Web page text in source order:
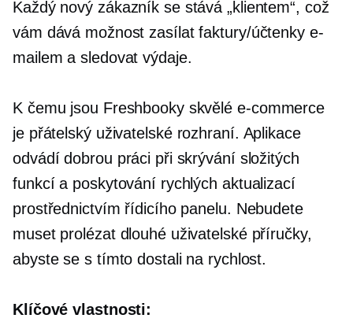
Každý nový zákazník se stává „klientem“, což
vám dává možnost zasílat faktury/účtenky e-
mailem a sledovat výdaje.
K čemu jsou Freshbooky skvělé e-commerce
je přátelský uživatelské rozhraní. Aplikace
odvádí dobrou práci při skrývání složitých
funkcí a poskytování rychlých aktualizací
prostřednictvím řídicího panelu. Nebudete
muset prolézat dlouhé uživatelské příručky,
abyste se s tímto dostali na rychlost.
Klíčové vlastnosti: